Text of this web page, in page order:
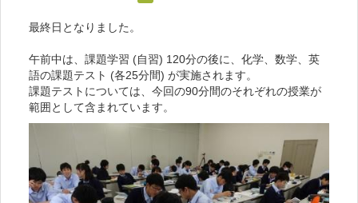
最終日となりました。
午前中は、課題学習 (自習) 120分の後に、化学、数学、英
語の課題テスト (各25分間) が実施されます。
課題テストについては、今回の90分間のそれぞれの授業が
範囲として含まれています。